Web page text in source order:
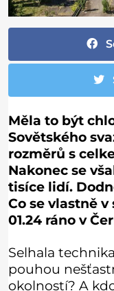
Měla to být
Sovětského
rozměrů s
Nakonec se
tisíce lidí.
Co se vlastně v
01.24 ráno v
Selhala
pouhou
okolností? A